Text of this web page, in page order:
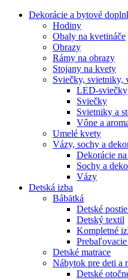
Dekorácie a bytové
Hodiny
Obaly na kvetináče
Obrazy
Rámy na obrazy
Stojany na kvety
Sviečky, svietniky,
LED-sviečky
Sviečky
Svietniky a
Vône a
Umelé kvety
Vázy, sochy a
Dekorácie na
Sochy a
Vázy
Detská izba
Bábätká
Detské
Detský textil
Kompletné
Detské matrace
Nábytok pre deti a
Detské